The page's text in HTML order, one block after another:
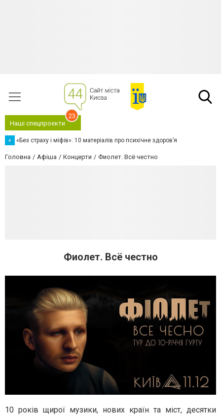
Наші спецпроєкти
23
« «Без страху і міфів»: 10 матеріалів про психічне здоров’я
Головна Афіша Концерти Фиолет. Всё честно
Фиолет. Всё честно
10 років щирої музики, нових країн та міст, десятки